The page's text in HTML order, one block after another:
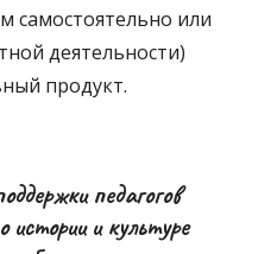
самостоятельно или
деятельности)
продукт.
педагогов
истории и культуре